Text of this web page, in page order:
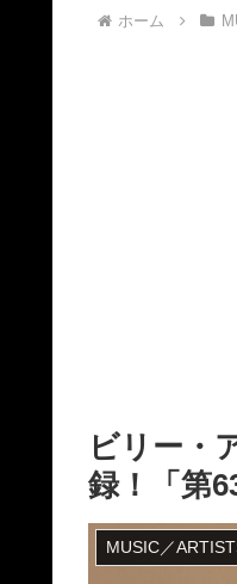
ホーム
ビリー・
録！「第
MUSIC／